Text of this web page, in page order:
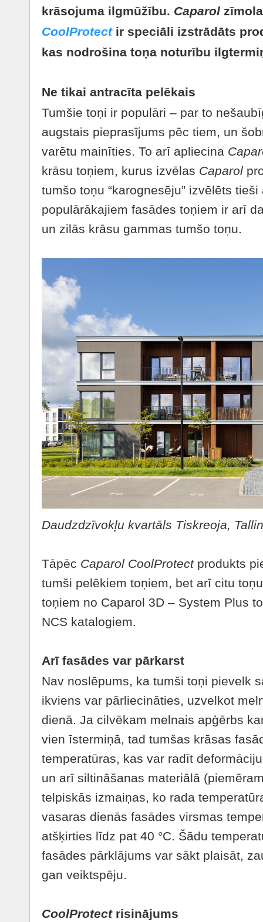
krāsojuma ilgmūžību. Caparol
CoolProtect ir speciāli izstrādāts
kas nodrošina toņa noturību
Ne tikai antracīta pelēkais
Tumšie toņi ir populāri – par to
augstais pieprasījums pēc tiem, un
varētu mainīties. To arī apliecina
krāsu toņiem, kurus izvēlas Caparol
tumšo toņu “karognesēju” izvēlēts
populārākajiem fasādes toņiem ir arī
un zilās krāsu gammas tumšo toņu.
Daudzdzīvokļu kvartāls Tiskreoja,
Tāpēc Caparol CoolProtectprodukts
tumši pelēkiem toņiem, bet arī citu
toņiem no Caparol 3D – System Plus
NCS katalogiem.
Arī fasādes var pārkarst
Nav noslēpums, ka tumši toņi pievelk
ikviens var pārliecināties, uzvelkot
dienā. Ja cilvēkam melnais apģērbs
vien īstermiņā, tad tumšas krāsas
temperatūras, kas var radīt
un arī siltināšanas materiālā
telpiskās izmaiņas, ko rada
vasaras dienās fasādes virsmas
atšķirties līdz pat 40 °C. Šādu
fasādes pārklājums var sākt plaisāt,
gan veiktspēju.
CoolProtect risinājums